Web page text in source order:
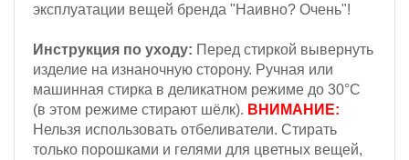
эксплуатации вещей бренда "Наивно? Очень"!
Инструкция по уходу: Перед стиркой вывернуть
изделие на изнаночную сторону. Ручная или
машинная стирка в деликатном режиме до 30°С
(в этом режиме стирают шёлк). ВНИМАНИЕ:
Нельзя использовать отбеливатели. Стирать
только порошками и гелями для цветных вещей,